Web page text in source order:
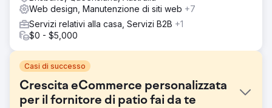
Web design, Manutenzione di siti web +7
Servizi relativi alla casa, Servizi B2B +1
$0 - $5,000
Casi di successo
Crescita eCommerce personalizzata
per il fornitore di patio fai da te